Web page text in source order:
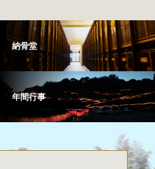
納骨堂
年間行事